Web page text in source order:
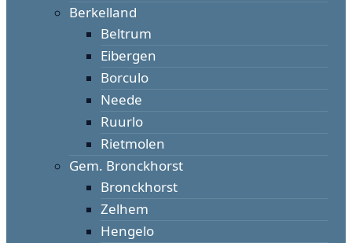
Berkelland
Beltrum
Eibergen
Borculo
Neede
Ruurlo
Rietmolen
Gem. Bronckhorst
Bronckhorst
Zelhem
Hengelo